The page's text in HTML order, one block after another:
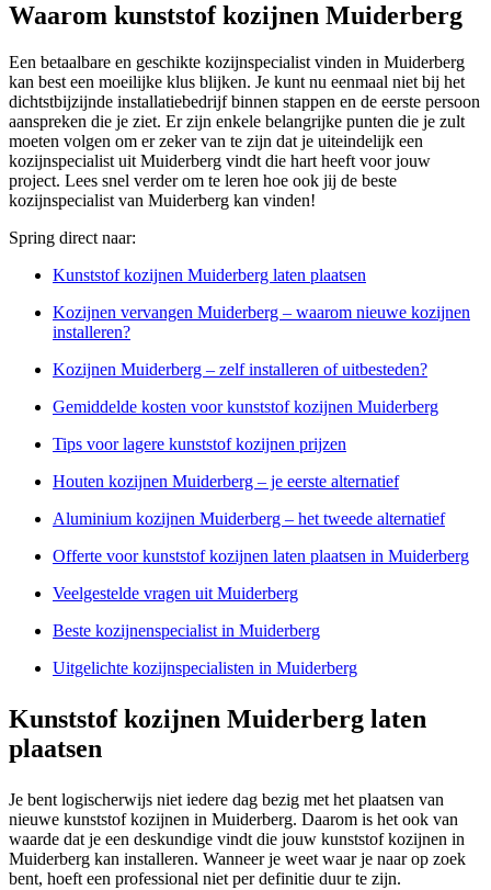
Waarom kunststof kozijnen Muiderberg
Een betaalbare en geschikte kozijnspecialist vinden in Muiderberg
kan best een moeilijke klus blijken. Je kunt nu eenmaal niet bij het
dichtstbijzijnde installatiebedrijf binnen stappen en de eerste persoon
aanspreken die je ziet. Er zijn enkele belangrijke punten die je zult
moeten volgen om er zeker van te zijn dat je uiteindelijk een
kozijnspecialist uit Muiderberg vindt die hart heeft voor jouw
project. Lees snel verder om te leren hoe ook jij de beste
kozijnspecialist van Muiderberg kan vinden!
Spring direct naar:
Kunststof kozijnen Muiderberg laten plaatsen
Kozijnen vervangen Muiderberg – waarom nieuwe kozijnen
installeren?
Kozijnen Muiderberg – zelf installeren of uitbesteden?
Gemiddelde kosten voor kunststof kozijnen Muiderberg
Tips voor lagere kunststof kozijnen prijzen
Houten kozijnen Muiderberg – je eerste alternatief
Aluminium kozijnen Muiderberg – het tweede alternatief
Offerte voor kunststof kozijnen laten plaatsen in Muiderberg
Veelgestelde vragen uit Muiderberg
Beste kozijnenspecialist in Muiderberg
Uitgelichte kozijnspecialisten in Muiderberg
Kunststof kozijnen Muiderberg laten
plaatsen
Je bent logischerwijs niet iedere dag bezig met het plaatsen van
nieuwe kunststof kozijnen in Muiderberg. Daarom is het ook van
waarde dat je een deskundige vindt die jouw kunststof kozijnen in
Muiderberg kan installeren. Wanneer je weet waar je naar op zoek
bent, hoeft een professional niet per definitie duur te zijn.